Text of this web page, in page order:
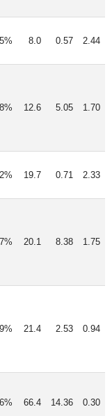
8.0 0.57 2.44
12.6 5.05 1.70
19.7 0.71 2.33
20.1 8.38 1.75
21.4 2.53 0.94
66.4 14.36 0.30